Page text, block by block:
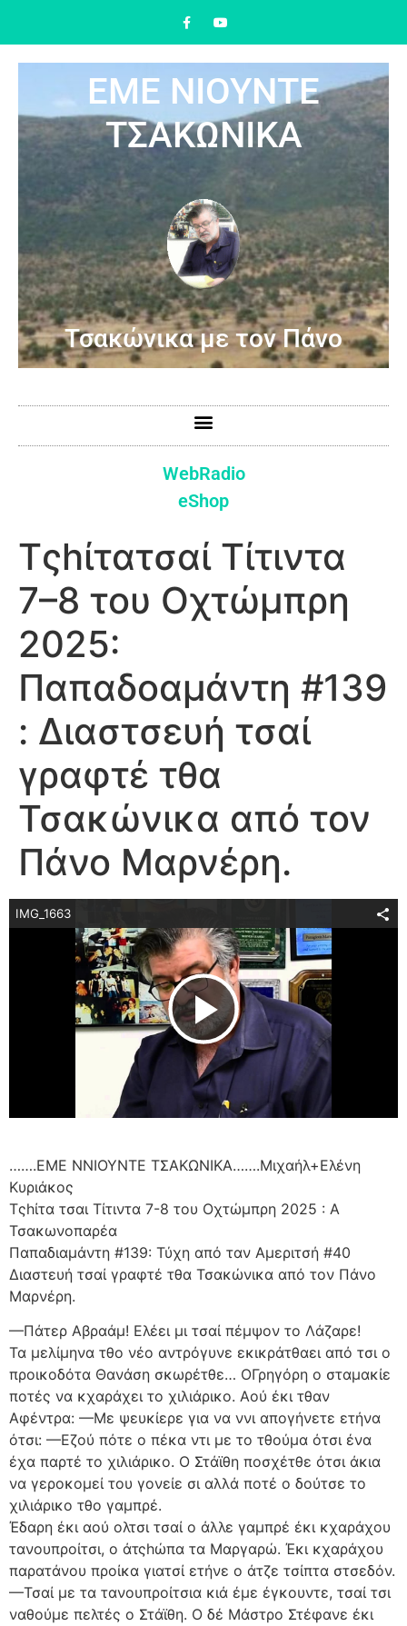
ΕΜΕ ΝΙΟΥΝΤΕ
ΤΣΑΚΩΝΙΚΑ
Τσακώνικα με τον Πάνο
WebRadio
eShop
Τςhίτατσαί Τίτιντα
7–8 του Οχτώμπρη
2025:
Παπαδοαμάντη #139
: Διαστσευή τσαί
γραφτέ τθα
Τσακώνικα από τον
Πάνο Μαρνέρη.
IMG_1663
Play Video
…….ΕΜΕ ΝΝΙΟΥΝΤΕ ΤΣΑΚΩΝΙΚΑ…….Μιχαήλ+Ελένη
Κυριάκος
Τςhίτα τσαι Τίτιντα 7-8 του Οχτώμπρη 2025 : Α
Τσακωνοπαρέα
Παπαδιαμάντη #139: Τύχη από ταν Αμεριτσή #40
Διαστευή τσαί γραφτέ τθα Τσακώνικα από τον Πάνο
Μαρνέρη.
—Πάτερ Αβραάμ! Ελέει μι τσαί πέμψον το Λάζαρε!
Τα μελίμηνα τθο νέο αντρόγυνε εκικράτθαει από τσι ο
προικοδότα Θανάση σκωρέτθε… ΟΓρηγόρη ο σταμακίε
ποτές να κχαράχει το χιλιάρικο. Αού έκι τθαν
Αφέντρα: —Με ψευκίερε για να ννι απογήνετε ετήνα
ότσι: —Εζού πότε ο πέκα ντι με το τθούμα ότσι ένα
έχα παρτέ το χιλιάρικο. Ο Στάϊθη ποσχέτθε ότσι άκια
να γεροκομεί του γονείε σι αλλά ποτέ ο δούτσε το
χιλιάρικο τθο γαμπρέ.
Έδαρη έκι αού ολτσι τσαί ο άλλε γαμπρέ έκι κχαράχου
τανουπροίτσι, ο άτςhώπα τα Μαργαρώ. Έκι κχαράχου
παρατάνου προίκα γιατσί ετήνε ο άτζε τσίπτα στσεδόν.
—Τσαί με τα τανουπροίτσια κιά έμε έγκουντε, τσαί τσι
ναθούμε πελτές ο Στάϊθη. Ο δέ Μάστρο Στέφανε έκι